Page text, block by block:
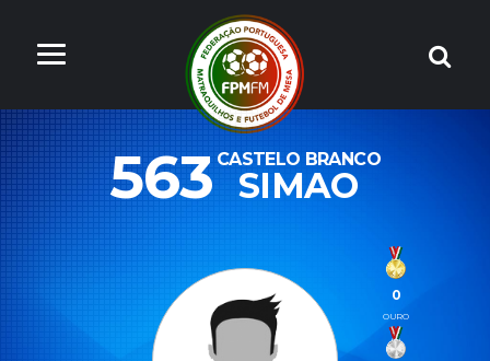
563 CASTELO BRANCO
SIMAO
0
OURO